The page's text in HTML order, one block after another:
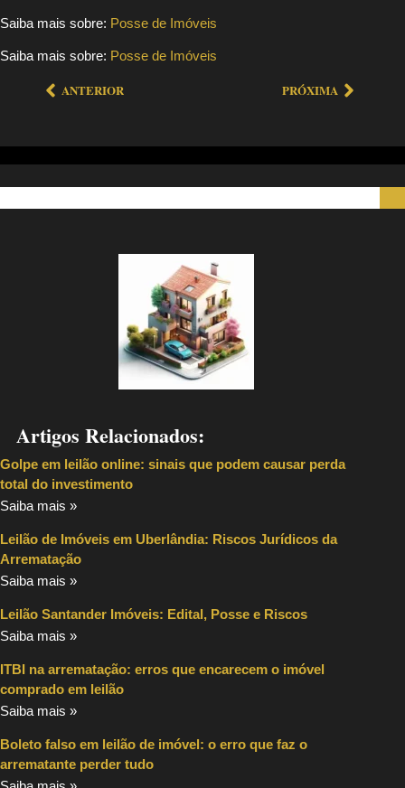
Saiba mais sobre: Posse de Imóveis
Saiba mais sobre: Posse de Imóveis
ANTERIOR PRÓXIMA
Artigos Relacionados:
Golpe em leilão online: sinais que podem causar perda
total do investimento
Saiba mais »
Leilão de Imóveis em Uberlândia: Riscos Jurídicos da
Arrematação
Saiba mais »
Leilão Santander Imóveis: Edital, Posse e Riscos
Saiba mais »
ITBI na arrematação: erros que encarecem o imóvel
comprado em leilão
Saiba mais »
Boleto falso em leilão de imóvel: o erro que faz o
arrematante perder tudo